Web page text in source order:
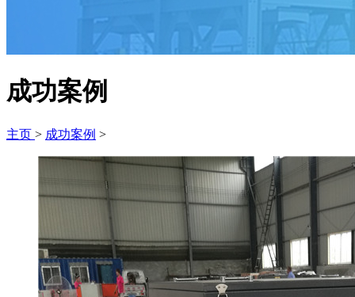
成功案例
主页 > 成功案例 >